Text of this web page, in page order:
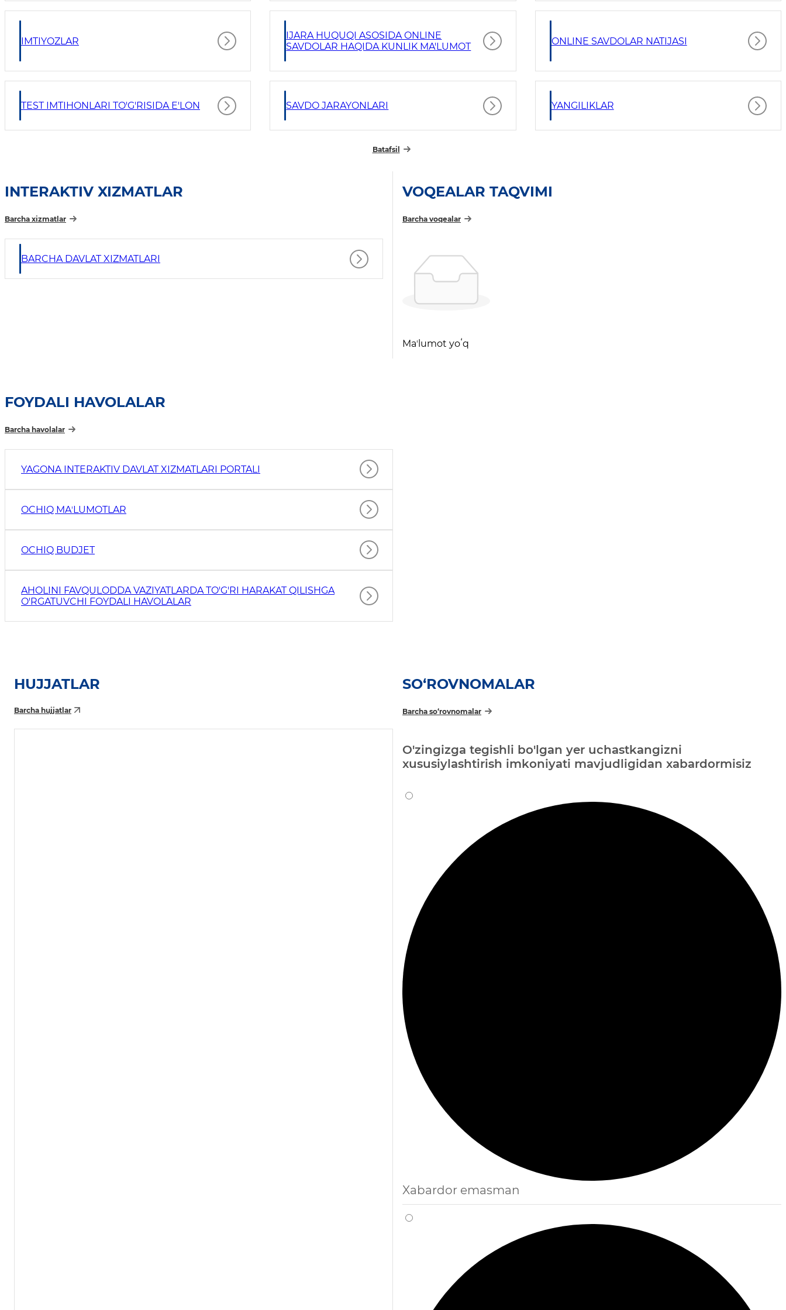
IMTIYOZLAR
IJARA HUQUQI ASOSIDA ONLINE
SAVDOLAR HAQIDA KUNLIK MA'LUMOT
ONLINE SAVDOLAR NATIJASI
TEST IMTIHONLARI TO'G'RISIDA E'LON SAVDO JARAYONLARI YANGILIKLAR
Batafsil
INTERAKTIV XIZMATLAR
Barcha xizmatlar
BARCHA DAVLAT XIZMATLARI
VOQEALAR TAQVIMI
Barcha voqealar
Maʼlumot yoʻq
FOYDALI HAVOLALAR
Barcha havolalar
YAGONA INTERAKTIV DAVLAT XIZMATLARI PORTALI
OCHIQ MAʼLUMOTLAR
OCHIQ BUDJET
AHOLINI FAVQULODDA VAZIYATLARDA TO'G'RI HARAKAT QILISHGA
O'RGATUVCHI FOYDALI HAVOLALAR
HUJJATLAR
Barcha hujjatlar
SO‘ROVNOMALAR
Barcha so‘rovnomalar
O'zingizga tegishli bo'lgan yer uchastkangizni
xususiylashtirish imkoniyati mavjudligidan xabardormisiz
Xabardor emasman